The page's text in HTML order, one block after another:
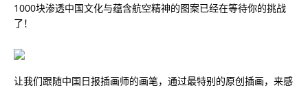
1000块渗透中国文化与蕴含航空精神的图案已经在等待你的挑战
了！
让我们跟随中国日报插画师的画笔，通过最特别的原创插画，来感